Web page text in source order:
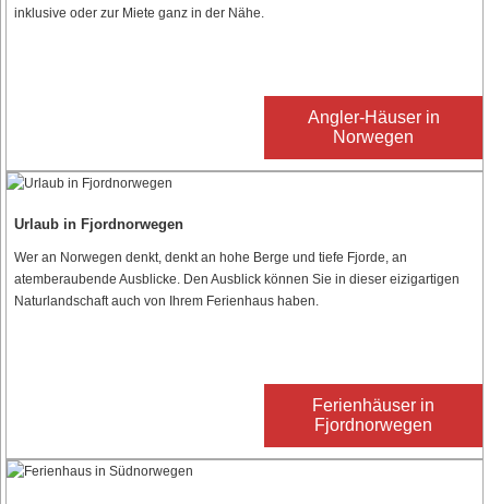
inklusive oder zur Miete ganz in der Nähe.
Angler-Häuser in
Norwegen
Urlaub in Fjordnorwegen
Wer an Norwegen denkt, denkt an hohe Berge und tiefe Fjorde, an
atemberaubende Ausblicke. Den Ausblick können Sie in dieser eizigartigen
Naturlandschaft auch von Ihrem Ferienhaus haben.
Ferienhäuser in
Fjordnorwegen